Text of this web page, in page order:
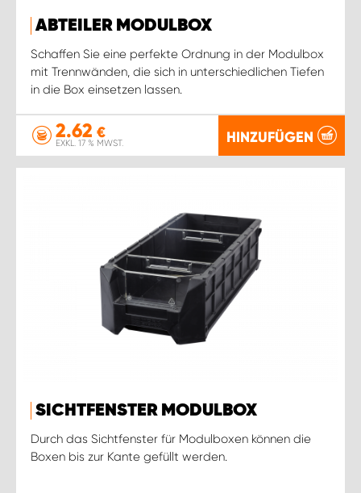
ABTEILER MODULBOX
Schaffen Sie eine perfekte Ordnung in der Modulbox
mit Trennwänden, die sich in unterschiedlichen Tiefen
in die Box einsetzen lassen.
2.62 €
EXKL. 17 % MWST. HINZUFÜGEN
SICHTFENSTER MODULBOX
Durch das Sichtfenster für Modulboxen können die
Boxen bis zur Kante gefüllt werden.